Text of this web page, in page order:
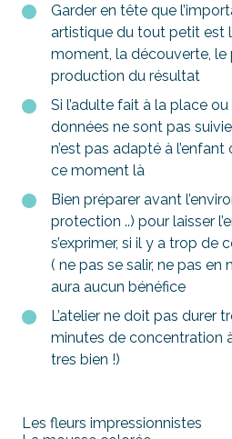
Garder en tête que
artistique du tout petit est
moment, la découverte, le
production du résultat
Si l’adulte fait à la place
données ne sont pas
n’est pas adapté à l’enfant
ce moment là
Bien préparer avant
protection ..) pour laisser
s’exprimer, si il y a trop de
( ne pas se salir, ne pas en
aura aucun bénéfice
L’atelier ne doit pas durer
minutes de concentration
tres bien !)
Les fleurs impressionnistes